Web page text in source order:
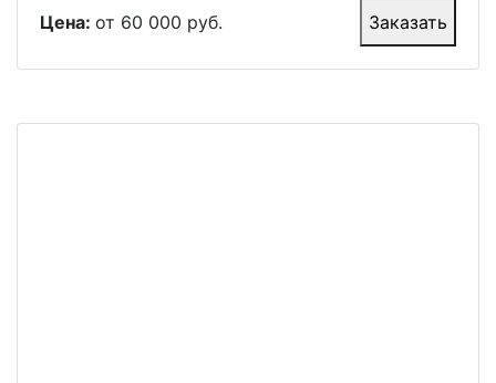
Цена: от 60 000 руб. Заказать